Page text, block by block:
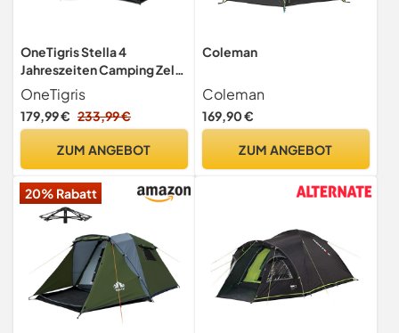
OneTigris Stella 4
Jahreszeiten Camping Zelt
3000 mm wasserdicht
Rucksack
OneTigris
179,99 € 233,99 €
ZUM ANGEBOT
Coleman
Coleman
169,90 €
ZUM ANGEBOT
20% Rabatt